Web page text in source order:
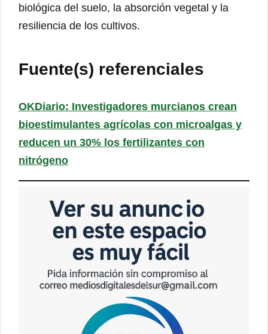
biológica del suelo, la absorción vegetal y la
resiliencia de los cultivos.
Fuente(s) referenciales
OKDiario: Investigadores murcianos crean
bioestimulantes agrícolas con microalgas y
reducen un 30% los fertilizantes con
nitrógeno